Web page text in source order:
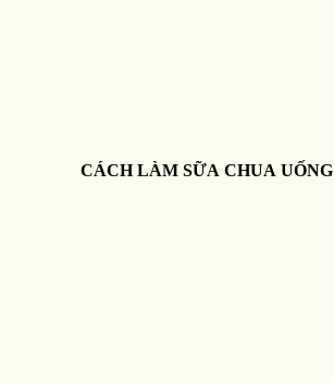
CÁCH LÀM SỮA CHUA UỐNG